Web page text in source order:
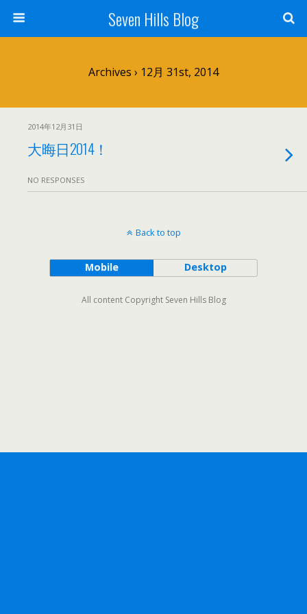
Seven Hills Blog
Archives › 12月 31st, 2014
2014年12月31日
大晦日2014！
NO RESPONSES
Back to top
Mobile Desktop
All content Copyright Seven Hills Blog